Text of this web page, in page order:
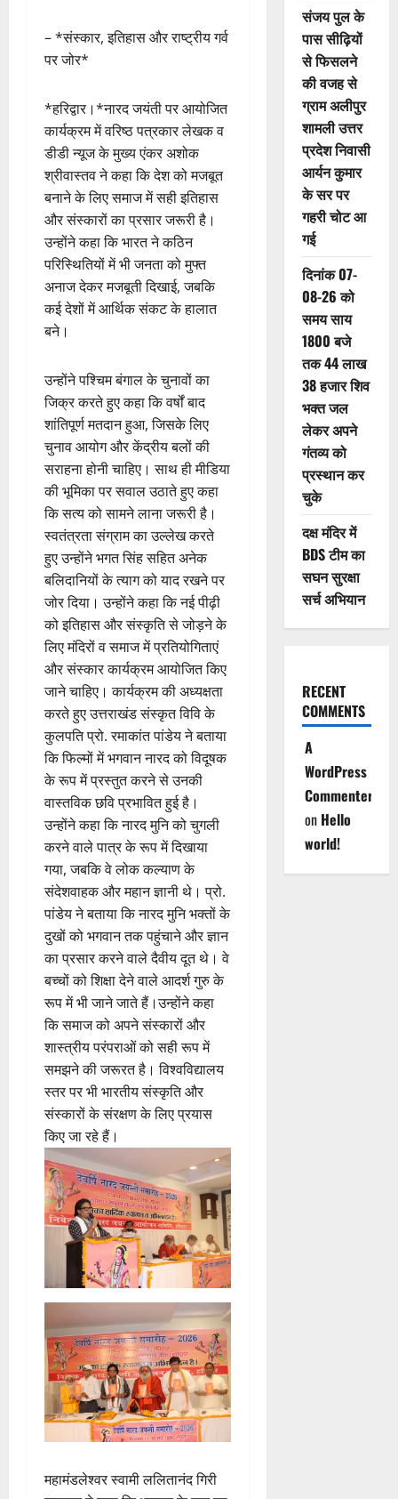
– *संस्कार, इतिहास और राष्ट्रीय गर्व
पर जोर*
*हरिद्वार।*नारद जयंती पर आयोजित
कार्यक्रम में वरिष्ठ पत्रकार लेखक व
डीडी न्यूज के मुख्य एंकर अशोक
श्रीवास्तव ने कहा कि देश को मजबूत
बनाने के लिए समाज में सही इतिहास
और संस्कारों का प्रसार जरूरी है।
उन्होंने कहा कि भारत ने कठिन
परिस्थितियों में भी जनता को मुफ्त
अनाज देकर मजबूती दिखाई, जबकि
कई देशों में आर्थिक संकट के हालात
बने।
उन्होंने पश्चिम बंगाल के चुनावों का
जिक्र करते हुए कहा कि वर्षों बाद
शांतिपूर्ण मतदान हुआ, जिसके लिए
चुनाव आयोग और केंद्रीय बलों की
सराहना होनी चाहिए। साथ ही मीडिया
की भूमिका पर सवाल उठाते हुए कहा
कि सत्य को सामने लाना जरूरी है।
स्वतंत्रता संग्राम का उल्लेख करते
हुए उन्होंने भगत सिंह सहित अनेक
बलिदानियों के त्याग को याद रखने पर
जोर दिया। उन्होंने कहा कि नई पीढ़ी
को इतिहास और संस्कृति से जोड़ने के
लिए मंदिरों व समाज में प्रतियोगिताएं
और संस्कार कार्यक्रम आयोजित किए
जाने चाहिए। कार्यक्रम की अध्यक्षता
करते हुए उत्तराखंड संस्कृत विवि के
कुलपति प्रो. रमाकांत पांडेय ने बताया
कि फिल्मों में भगवान नारद को विदूषक
के रूप में प्रस्तुत करने से उनकी
वास्तविक छवि प्रभावित हुई है।
उन्होंने कहा कि नारद मुनि को चुगली
करने वाले पात्र के रूप में दिखाया
गया, जबकि वे लोक कल्याण के
संदेशवाहक और महान ज्ञानी थे। प्रो.
पांडेय ने बताया कि नारद मुनि भक्तों के
दुखों को भगवान तक पहुंचाने और ज्ञान
का प्रसार करने वाले दैवीय दूत थे। वे
बच्चों को शिक्षा देने वाले आदर्श गुरु के
रूप में भी जाने जाते हैं।उन्होंने कहा
कि समाज को अपने संस्कारों और
शास्त्रीय परंपराओं को सही रूप में
समझने की जरूरत है। विश्वविद्यालय
स्तर पर भी भारतीय संस्कृति और
संस्कारों के संरक्षण के लिए प्रयास
किए जा रहे हैं।
महामंडलेश्वर स्वामी ललितानंद गिरी
संजय पुल के
पास सीढ़ियों
से फिसलने
की वजह से
ग्राम अलीपुर
शामली उत्तर
प्रदेश निवासी
आर्यन कुमार
के सर पर
गहरी चोट आ
गई
दिनांक 07-
08-26 को
समय साय
1800 बजे
तक 44 लाख
38 हजार शिव
भक्त जल
लेकर अपने
गंतव्य को
प्रस्थान कर
चुके
दक्ष मंदिर में
BDS टीम का
सघन सुरक्षा
सर्च अभियान
RECENT
COMMENTS
A
WordPress
Commenter
on Hello
world!